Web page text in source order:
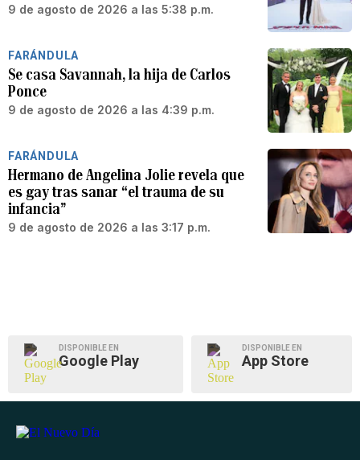
9 de agosto de 2026 a las 5:38 p.m.
FARÁNDULA
Se casa Savannah, la hija de Carlos
Ponce
9 de agosto de 2026 a las 4:39 p.m.
FARÁNDULA
Hermano de Angelina Jolie revela que
es gay tras sanar “el trauma de su
infancia”
9 de agosto de 2026 a las 3:17 p.m.
DISPONIBLE EN
Google Play
DISPONIBLE EN
App Store